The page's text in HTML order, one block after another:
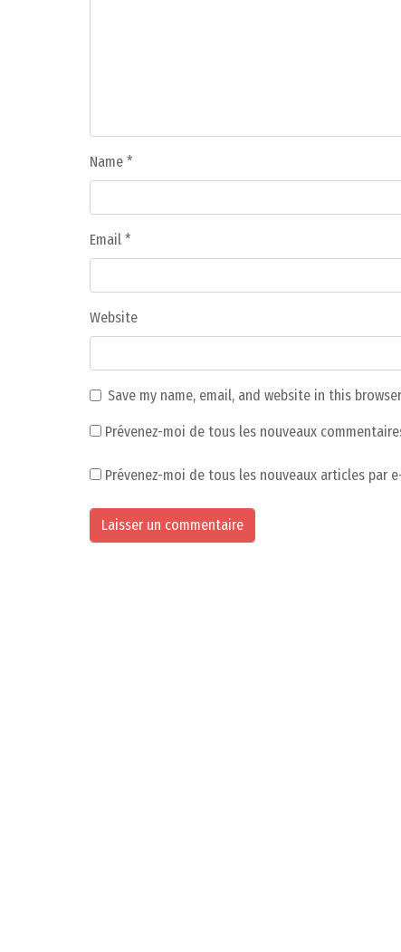
Name *
Email *
Website
Save my name, email, and website in this
Prévenez-moi de tous les nouveaux
Prévenez-moi de tous les nouveaux articles par